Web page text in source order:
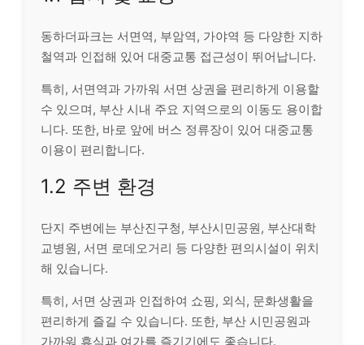
동하더파크는 서면역, 부암역, 가야역 등 다양한 지하
철역과 인접해 있어 대중교통 접근성이 뛰어납니다.
특히, 서면역과 가까워 서면 상권을 편리하게 이용할
수 있으며, 부산 시내 주요 지역으로의 이동도 용이합
니다. 또한, 바로 앞에 버스 정류장이 있어 대중교통
이용이 편리합니다.
1.2 주변 환경
단지 주변에는 부산진구청, 부산시민공원, 부산대학
교병원, 서면 로데오거리 등 다양한 편의시설이 위치
해 있습니다.
특히, 서면 상권과 인접하여 쇼핑, 외식, 문화생활을
편리하게 즐길 수 있습니다. 또한, 부산 시민공원과
가까워 휴식과 여가를 즐기기에도 좋습니다.